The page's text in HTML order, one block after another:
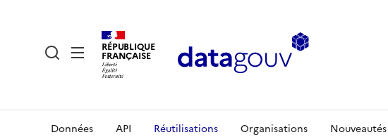
RÉPUBLIQUE
FRANÇAISE
Données API Réutilisations Organisations Nouveautés